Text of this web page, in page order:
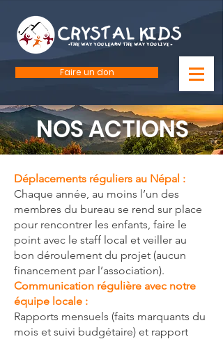
Faire un don
NOS ACTIONS
Déplacements réguliers au Népal :
Chaque année, au moins l’un des
membres du bureau se rend sur place
pour rencontrer les enfants, faire le
point avec le staff local et veiller au
bon déroulement du projet (aucun
financement par l’association).
Communication régulière avec notre
équipe locale :
Rapports mensuels (faits marquants du
mois et suivi budgétaire) et rapport